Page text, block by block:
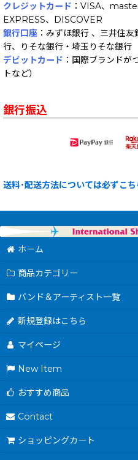
クレジットカード ：VISA、
EXPRESS、DISCOVER
銀行口座 ：みずほ銀行 、三井住
行、りそな銀行・埼玉りそな銀行
デビットカード ：国際ブランドが
トなど）
銀行振込
送料･配送方法については必ずこち
ホーム
商品カテゴリー
バンド＆アーティスト一覧
新規登録はこちら
マイページ
New Item
おすすめ商品
Contact
ショッピングカート